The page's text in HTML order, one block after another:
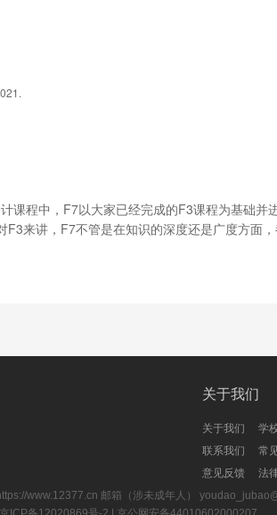
的商誉会计问题，我们也在本章中进行学习和
课程中，F7以大家已经完成的F3课程为基础并
来讲，F7不管是在知识的深度还是广度方面
关于我们
关于我们
学
联系我们
常
意见反馈
法
www.12377.cn 邮箱（涉未成年人）